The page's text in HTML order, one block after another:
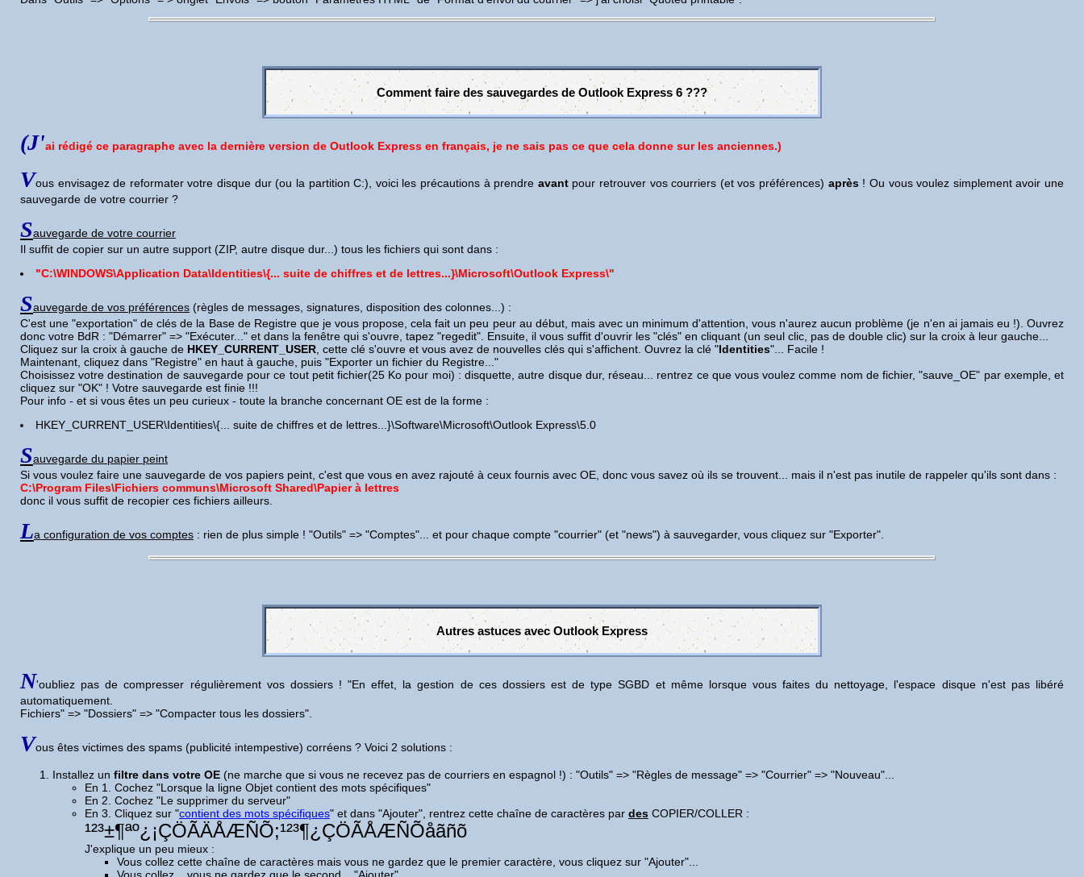
Comment faire des sauvegardes de Outlook Express 6 ???
(J'ai rédigé ce paragraphe avec la dernière version de Outlook Express en français, je ne sais pas ce que cela donne sur les anciennes.)
Vous envisagez de reformater votre disque dur (ou la partition C:), voici les précautions à prendre avantpour retrouver vos courriers (et vos préférences) après! Ou vous voulez simplement avoir une
sauvegarde de votre courrier ?
Sauvegarde de votre courrier
Il suffit de copier sur un autre support (ZIP, autre disque dur...) tous les fichiers qui sont dans :
"C:\WINDOWS\Application Data\Identities\{... suite de chiffres et de lettres...}\Microsoft\Outlook Express\"
Sauvegarde de vos préférences (règles de messages, signatures, disposition des colonnes...) :
C'est une "exportation" de clés de la Base de Registre que je vous propose, cela fait un peu peur au début, mais avec un minimum d'attention, vous n'aurez aucun problème (je n'en ai jamais eu !). Ouvrez
donc votre BdR : "Démarrer" => "Exécuter..." et dans la fenêtre qui s'ouvre, tapez "regedit". Ensuite, il vous suffit d'ouvrir les "clés" en cliquant (un seul clic, pas de double clic) sur la croix à leur gauche...
Cliquez sur la croix à gauche de HKEY_CURRENT_USER , cette clé s'ouvre et vous avez de nouvelles clés qui s'affichent. Ouvrez la clé "Identities"... Facile !
Maintenant, cliquez dans "Registre" en haut à gauche, puis "Exporter un fichier du Registre..."
Choisissez votre destination de sauvegarde pour ce tout petit fichier(25 Ko pour moi) : disquette, autre disque dur, réseau... rentrez ce que vous voulez comme nom de fichier, "sauve_OE" par exemple, et
cliquez sur "OK" ! Votre sauvegarde est finie !!!
Pour info - et si vous êtes un peu curieux - toute la branche concernant OE est de la forme :
HKEY_CURRENT_USER\Identities\{... suite de chiffres et de lettres...}\Software\Microsoft\Outlook Express\5.0
Sauvegarde du papier peint
Si vous voulez faire une sauvegarde de vos papiers peint, c'est que vous en avez rajouté à ceux fournis avec OE, donc vous savez où ils se trouvent... mais il n'est pas inutile de rappeler qu'ils sont dans :
C:\Program Files\Fichiers communs\Microsoft Shared\Papier à lettres
donc il vous suffit de recopier ces fichiers ailleurs.
La configuration de vos comptes : rien de plus simple ! "Outils" => "Comptes"... et pour chaque compte "courrier" (et "news") à sauvegarder, vous cliquez sur "Exporter".
Autres astuces avec Outlook Express
N'oubliez pas de compresser régulièrement vos dossiers ! "En effet, la gestion de ces dossiers est de type SGBD et même lorsque vous faites du nettoyage, l'espace disque n'est pas libéré
automatiquement.
Fichiers" => "Dossiers" => "Compacter tous les dossiers".
Vous êtes victimes des spams (publicité intempestive) corréens ? Voici 2 solutions :
Installez un filtre dans votre OE (ne marche que si vous ne recevez pas de courriers en espagnol !) : "Outils" => "Règles de message" => "Courrier" => "Nouveau"...
En 1. Cochez "Lorsque la ligne Objet contient des mots spécifiques"
En 2. Cochez "Le supprimer du serveur"
En 3. Cliquez sur "contient des mots spécifiques" et dans "Ajouter", rentrez cette chaîne de caractères par des COPIER/COLLER :
¹²³±¶ªº¿¡ÇÖÃÄÅÆÑÕ;¹²³¶¿ÇÖÃÅÆÑÕåãñõ
J'explique un peu mieux :
Vous collez cette chaîne de caractères mais vous ne gardez que le premier caractère, vous cliquez sur "Ajouter"...